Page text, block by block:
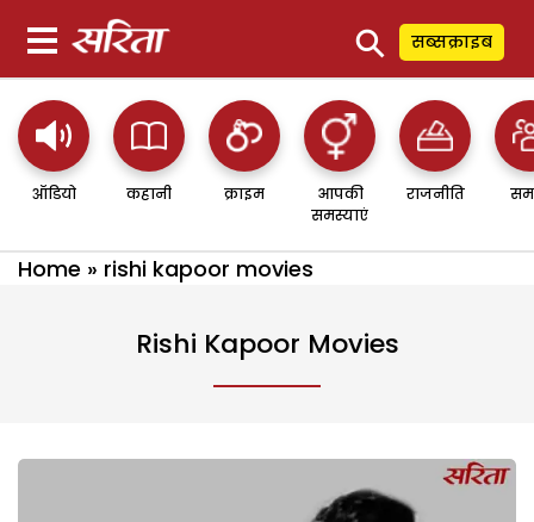
⚲ सब्सक्राइब
ऑडियो कहानी क्राइम
आपकी
समस्याएं
राजनीति
Home » rishi kapoor movies
Rishi Kapoor Movies